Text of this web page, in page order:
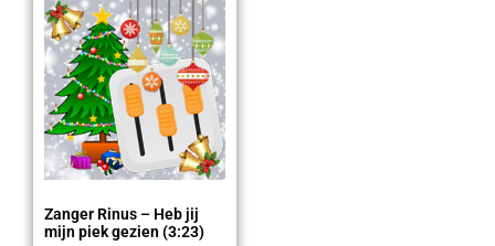
Zanger Rinus – Heb jij
mijn piek gezien (3:23)